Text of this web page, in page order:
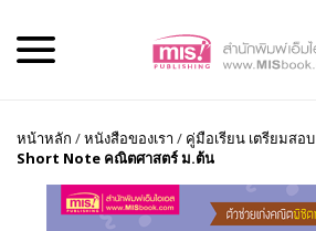
หน้าหลัก /หนังสือของเรา / คู่มือเรียน เตรียมสอบ
Short Note คณิตศาสตร์ ม.ต้น